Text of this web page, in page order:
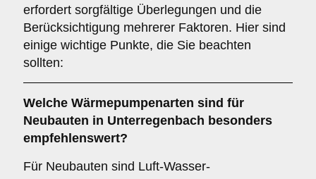
erfordert sorgfältige Überlegungen und die
Berücksichtigung mehrerer Faktoren. Hier sind
einige wichtige Punkte, die Sie beachten
sollten:
Welche Wärmepumpenarten sind für
Neubauten in Unterregenbach besonders
empfehlenswert?
Für Neubauten sind Luft-Wasser-